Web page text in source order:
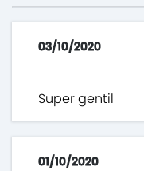
03/10/2020
Super gentil
01/10/2020